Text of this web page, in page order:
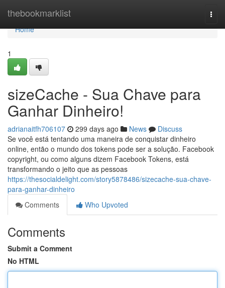
thebookmarklist
Home
Home
1
sizeCache - Sua Chave para
Ganhar Dinheiro!
adrianaitfh706107 299 days ago News
Discuss
Se você está tentando uma maneira de conquistar dinheiro
online, então o mundo dos tokens pode ser a solução. Facebook
copyright, ou como alguns dizem Facebook Tokens, está
transformando o jeito que as pessoas
https://thesocialdelight.com/story5878486/sizecache-sua-chave-
para-ganhar-dinheiro
Comments
Who Upvoted
Comments
Submit a Comment
No HTML